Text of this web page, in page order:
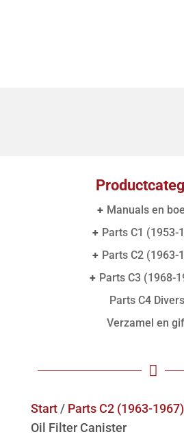
+ Manuals en
+ Parts C1 (1953-
+ Parts C2 (1963-
+ Parts C3 (1968-
Parts C4
Verzamel en

Start/ Parts C2 (1963-1967)
Oil Filter Canister